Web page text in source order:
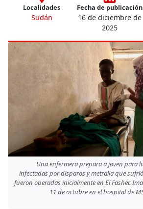
Localidades
Sudán
Fecha de publicación
16 de diciembre de
2025
Una enfermera prepara a joven para
infectadas por disparos y metralla que
fueron operadas inicialmente en El Fasher.
11 de octubre en el hospital de